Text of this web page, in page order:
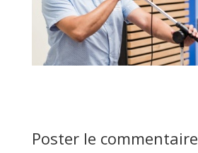
Poster le commentaire